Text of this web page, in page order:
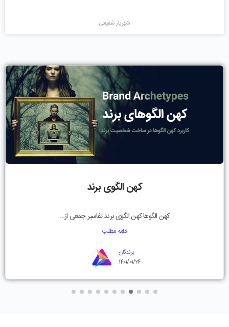
شهریار شفیعی
کهن الگوی برند
کهن الگوها کهن الگوی برند تفاسیر جمعی از...
ادامه مطلب
برندگان
۱۴۰۱/۰۱/۲۶